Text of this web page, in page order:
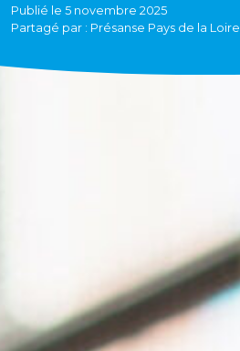
Publié le 5 novembre 2025
Partagé par : Présanse Pays de la Loire